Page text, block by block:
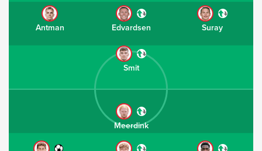
Antman Edvardsen Suray
Smit
Meerdink